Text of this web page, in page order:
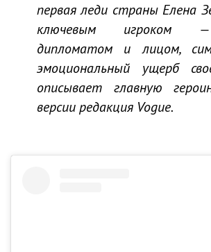
первая леди страны Елена
ключевым игроком
дипломатом и лицом,
эмоциональный ущерб
описывает главную
версии редакция Vogue.